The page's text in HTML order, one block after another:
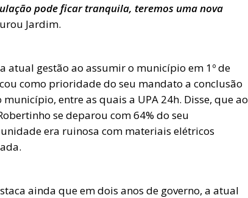
pode ficar tranquila, teremos uma nova
Jardim.
atual gestão ao assumir o município em 1º de
como prioridade do seu mandato a conclusão
entre as quais a UPA 24h. Disse, que ao
se deparou com 64% do seu
era ruinosa com materiais elétricos
ainda que em dois anos de governo, a atual